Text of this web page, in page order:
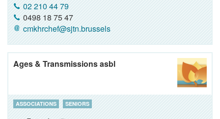
02 210 44 79
0498 18 75 47
cmkhrchef@sjtn.brussels
Ages & Transmissions asbl
ASSOCIATIONS SENIORS